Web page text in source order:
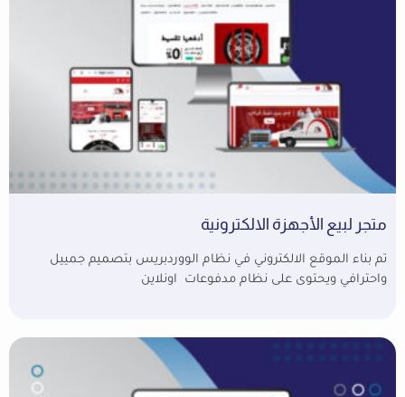
متجر لبيع الأجهزة الالكترونية
تم بناء الموقع الالكتروني في نظام الووردبريس بتصميم جمييل
واحترافي ويحتوى على نظام مدفوعات اونلاين